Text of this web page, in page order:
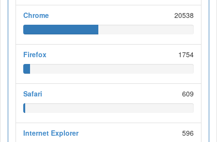
Chrome 20538
Firefox 1754
Safari 609
Internet Explorer 596